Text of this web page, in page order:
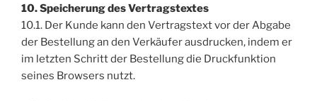
10. Speicherung des Vertragstextes
10.1. Der Kunde kann den Vertragstext vor der Abgabe
der Bestellung an den Verkäufer ausdrucken, indem er
im letzten Schritt der Bestellung die Druckfunktion
seines Browsers nutzt.